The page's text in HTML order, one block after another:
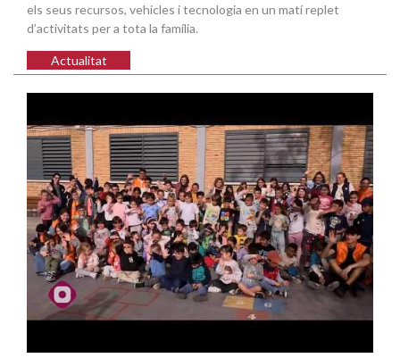
els seus recursos, vehicles i tecnologia en un matí replet
d’activitats per a tota la família.
Actualitat